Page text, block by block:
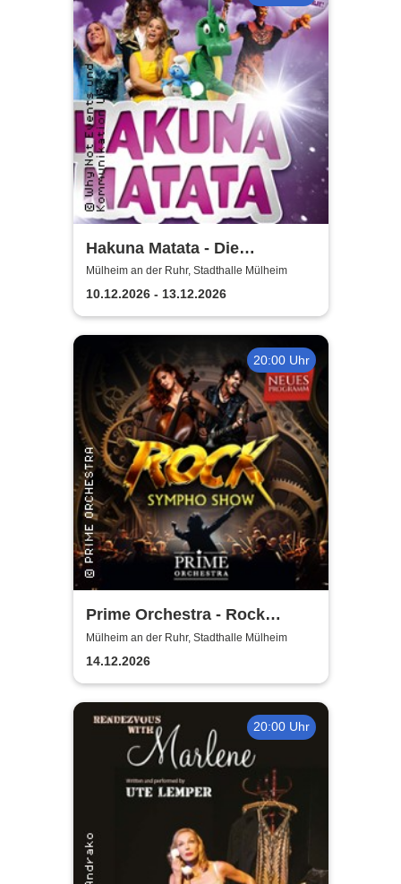
Hakuna Matata - Die
einzigartige große
Kindermusical-Gala
Mülheim an der Ruhr, Stadthalle Mülheim
10.12.2026 - 13.12.2026
20:00 Uhr
Prime Orchestra - Rock
Sympho Show
Mülheim an der Ruhr, Stadthalle Mülheim
14.12.2026
20:00 Uhr